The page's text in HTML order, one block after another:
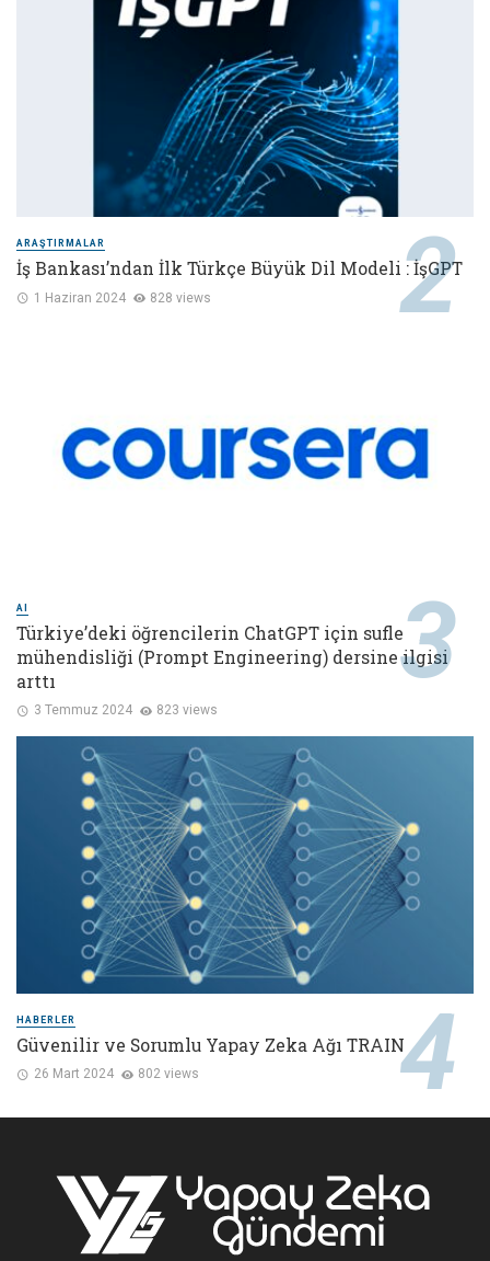
ARAŞTIRMALAR
İş Bankası’ndan İlk Türkçe Büyük Dil Modeli : İşGPT
1 Haziran 2024 828 views
AI
Türkiye’deki öğrencilerin ChatGPT için sufle
mühendisliği (Prompt Engineering) dersine ilgisi
arttı
3 Temmuz 2024 823 views
HABERLER
Güvenilir ve Sorumlu Yapay Zeka Ağı TRAIN
26 Mart 2024 802 views